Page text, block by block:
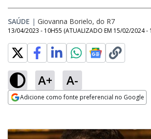
SAÚDE | Giovanna Borielo, do R7
13/04/2023 - 10H55 (ATUALIZADO EM 15/02/2024 -
A+ A-
Adicione como fonte preferencial no Google